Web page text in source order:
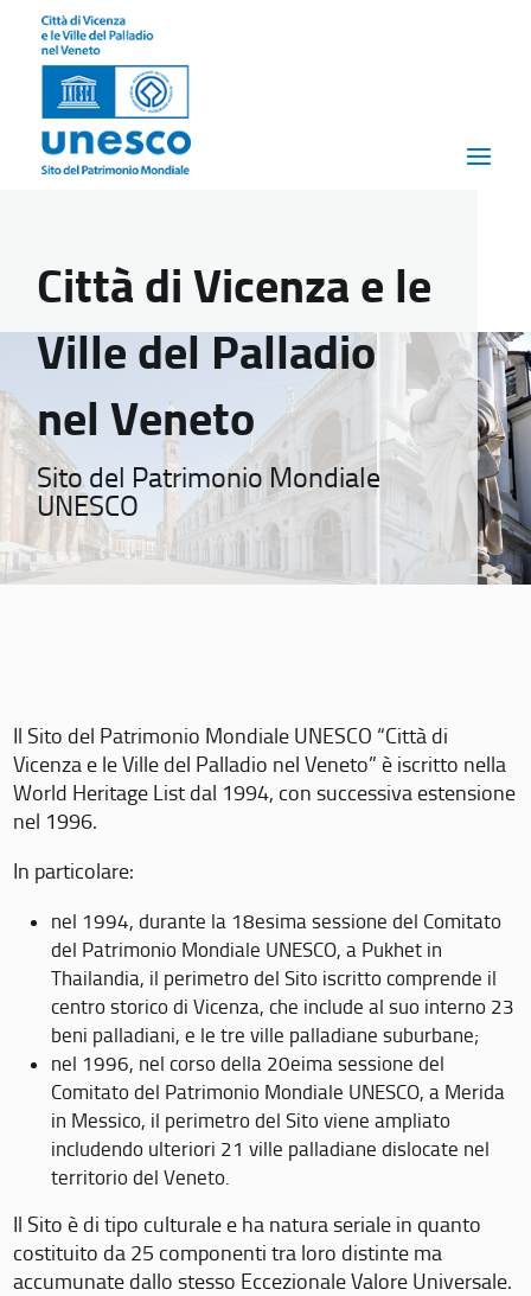
Città di Vicenza e le
Ville del Palladio
nel Veneto
Sito del Patrimonio Mondiale
UNESCO
Il Sito del Patrimonio Mondiale UNESCO “Città di
Vicenza e le Ville del Palladio nel Veneto” è iscritto nella
World Heritage List dal 1994, con successiva estensione
nel 1996.
In particolare:
nel 1994, durante la 18esima sessione del Comitato
del Patrimonio Mondiale UNESCO, a Pukhet in
Thailandia, il perimetro del Sito iscritto comprende il
centro storico di Vicenza, che include al suo interno 23
beni palladiani, e le tre ville palladiane suburbane;
nel 1996, nel corso della 20eima sessione del
Comitato del Patrimonio Mondiale UNESCO, a Merida
in Messico, il perimetro del Sito viene ampliato
includendo ulteriori 21 ville palladiane dislocate nel
territorio del Veneto.
Il Sito è di tipo culturale e ha natura seriale in quanto
costituito da 25 componenti tra loro distinte ma
accumunate dallo stesso Eccezionale Valore Universale.